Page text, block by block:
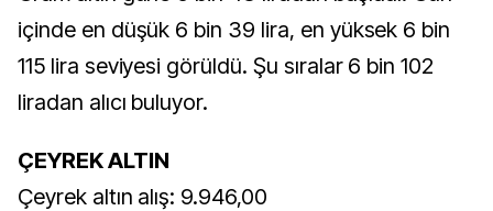
içinde en düşük 6 bin 39 lira, en yüksek 6 bin
115 lira seviyesi görüldü. Şu sıralar 6 bin 102
liradan alıcı buluyor.
ÇEYREK ALTIN
Çeyrek altın alış: 9.946,00